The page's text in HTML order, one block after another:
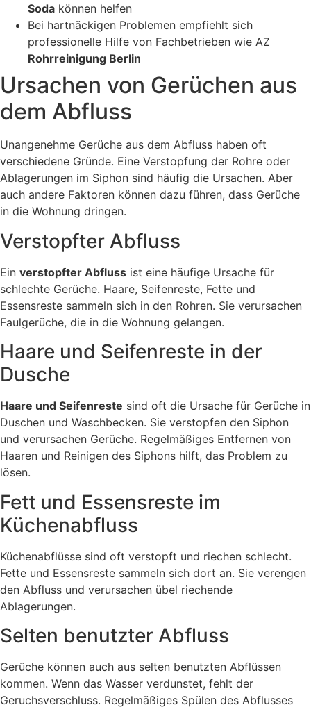
Soda können helfen
Bei hartnäckigen Problemen empfiehlt sich
professionelle Hilfe von Fachbetrieben wie AZ
Rohrreinigung Berlin
Ursachen von Gerüchen aus
dem Abfluss
Unangenehme Gerüche aus dem Abfluss haben oft
verschiedene Gründe. Eine Verstopfung der Rohre oder
Ablagerungen im Siphon sind häufig die Ursachen. Aber
auch andere Faktoren können dazu führen, dass Gerüche
in die Wohnung dringen.
Verstopfter Abfluss
Ein verstopfter Abfluss ist eine häufige Ursache für
schlechte Gerüche. Haare, Seifenreste, Fette und
Essensreste sammeln sich in den Rohren. Sie verursachen
Faulgerüche, die in die Wohnung gelangen.
Haare und Seifenreste in der
Dusche
Haare und Seifenreste sind oft die Ursache für Gerüche in
Duschen und Waschbecken. Sie verstopfen den Siphon
und verursachen Gerüche. Regelmäßiges Entfernen von
Haaren und Reinigen des Siphons hilft, das Problem zu
lösen.
Fett und Essensreste im
Küchenabfluss
Küchenabflüsse sind oft verstopft und riechen schlecht.
Fette und Essensreste sammeln sich dort an. Sie verengen
den Abfluss und verursachen übel riechende
Ablagerungen.
Selten benutzter Abfluss
Gerüche können auch aus selten benutzten Abflüssen
kommen. Wenn das Wasser verdunstet, fehlt der
Geruchsverschluss. Regelmäßiges Spülen des Abflusses